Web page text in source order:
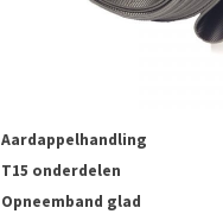
Aardappelhandling
T15 onderdelen
Opneemband glad